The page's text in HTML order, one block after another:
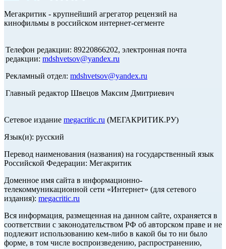
Мегакритик - крупнейший агрегатор рецензий на
кинофильмы в российском интернет-сегменте
Телефон редакции: 89220866202, электронная почта
редакции: mdshvetsov@yandex.ru
Рекламный отдел: mdshvetsov@yandex.ru
Главный редактор Швецов Максим Дмитриевич
Сетевое издание megacritic.ru (МЕГАКРИТИК.РУ)
Язык(и): русский
Перевод наименования (названия) на государственный язык
Российской Федерации: Мегакритик
Доменное имя сайта в информационно-
телекоммуникационной сети «Интернет» (для сетевого
издания): megacritic.ru
Вся информация, размещенная на данном сайте, охраняется в
соответствии с законодательством РФ об авторском праве и не
подлежит использованию кем-либо в какой бы то ни было
форме, в том числе воспроизведению, распространению,